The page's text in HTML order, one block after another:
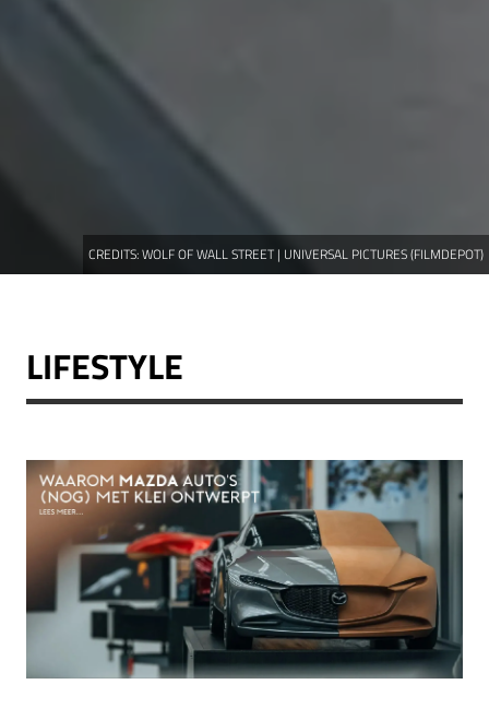
CREDITS:WOLF OF WALL STREET | UNIVERSAL PICTURES (FILMDEPOT)
LIFESTYLE